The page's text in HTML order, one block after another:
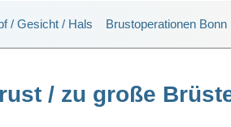
/ Gesicht / Hals Brustoperationen Bonn
/ zu große